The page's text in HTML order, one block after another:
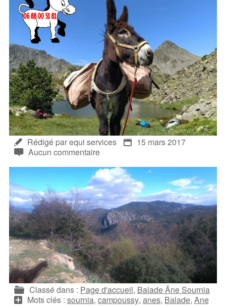
Rédigé par equi services
15 mars 2017
Aucun commentaire
Classé dans : Page d'accueil, Balade Âne Sournia
Mots clés : sournia, campoussy, anes, Balade, Ane